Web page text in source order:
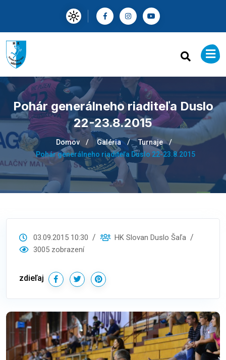
Pohár generálneho riaditeľa Duslo
22-23.8.2015
Domov Galéria
Turnaje
Pohár generálneho riaditeľa Duslo 22-23.8.2015
03.09.2015 10:30
HK Slovan Duslo Šaľa
3005 zobrazení
zdieľaj